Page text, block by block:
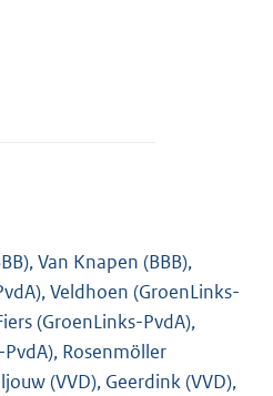
Van Knapen (BBB),
Veldhoen (GroenLinks-
(GroenLinks-PvdA),
Rosenmöller
(VVD), Geerdink (VVD),